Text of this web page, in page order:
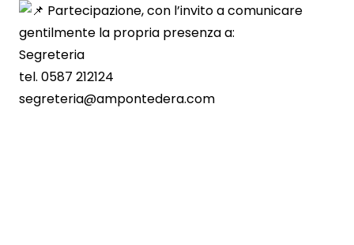
Partecipazione, con l’invito a comunicare
gentilmente la propria presenza a:
Segreteria
tel. 0587 212124
segreteria@ampontedera.com